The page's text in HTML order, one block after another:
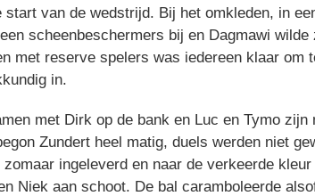
start van de wedstrijd. Bij het omkleden, in
scheenbeschermers bij en Dagmawi
met reserve spelers was iedereen klaar om
in.
met Dirk op de bank en Luc en Tymo
Zundert heel matig, duels werden niet
ingeleverd en naar de verkeerde
Niek aan schoot. De bal caramboleerde